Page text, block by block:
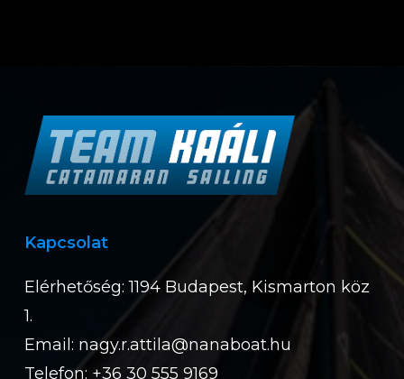
Kapcsolat
Elérhetőség: 1194 Budapest, Kismarton köz
1.
Email: nagy.r.attila@nanaboat.hu
Telefon: +36 30 555 9169